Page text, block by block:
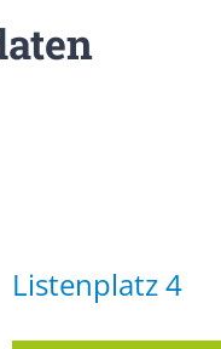
Listenplatz 4